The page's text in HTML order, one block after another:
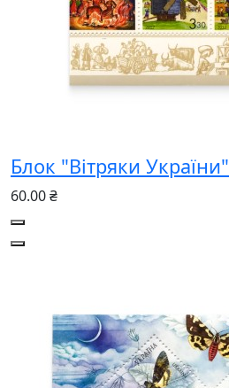
Блок "Вітряки України"
60.00 ₴